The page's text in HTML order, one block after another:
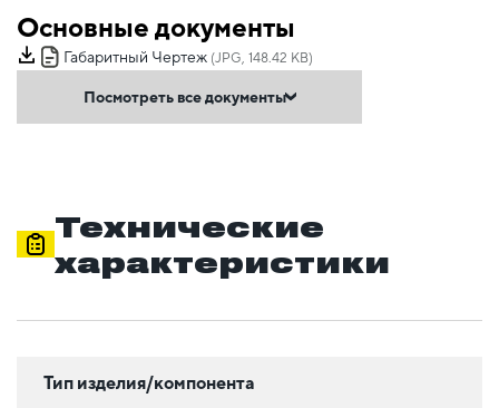
Основные документы
Габаритный Чертеж (JPG, 148.42 KB)
Посмотреть все документы
Технические
характеристики
Тип изделия/компонента